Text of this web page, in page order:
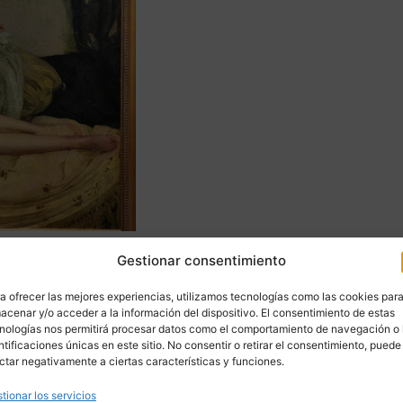
Gestionar consentimiento
ofrecer las mejores experiencias, utilizamos tecnologías como las cookies para
y/o acceder a la información del dispositivo. El consentimiento de estas
nos permitirá procesar datos como el comportamiento de navegación o
únicas en este sitio. No consentir o retirar el consentimiento, puede
negativamente a ciertas características y funciones.
los servicios
de Torres, otro reconocidísimo pintor español, más dedicado a la
de nuevo a España, donde alternó estancias entre Madrid e
a Argentina, pasó por Chile… donde tuvo una intensa actividad.
su pintura se quedó desfasada y un tanto olvidada por el nuevo
vista no dejaba de empeorar, hizo que apenas pudiese seguir